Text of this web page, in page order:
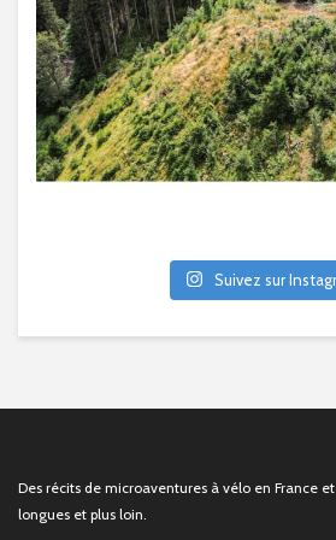
Suivez sur
Des récits de microaventures à vélo en France
longues et plus loin.